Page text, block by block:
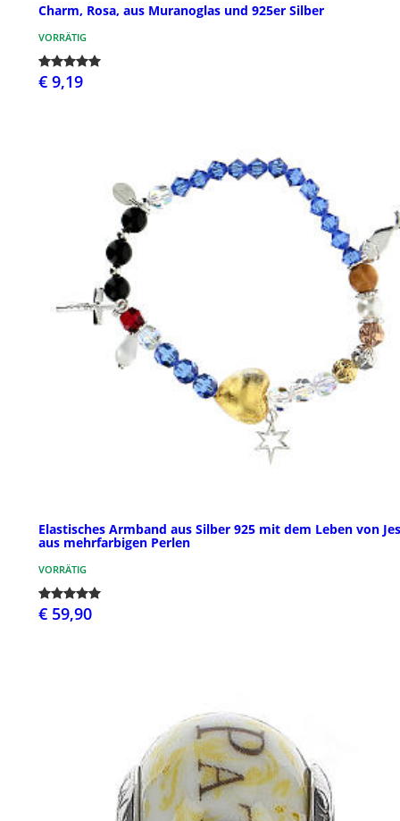
Charm, Rosa, aus Muranoglas und 925er Silber
VORRÄTIG
€ 9,19
Elastisches Armband aus Silber 925 mit dem Leben von
aus mehrfarbigen Perlen
VORRÄTIG
€ 59,90